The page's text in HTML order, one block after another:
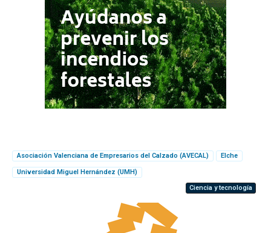
Asociación Valenciana de Empresarios del Calzado (AVECAL) Elche
Universidad Miguel Hernández (UMH)
Ciencia y tecnología